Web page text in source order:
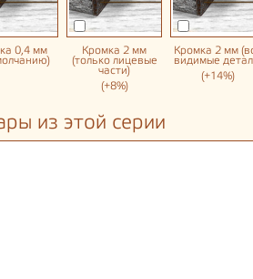
0,4 мм Кромка 2 мм
(только лицевые
части)
(+8%)
Кромка 2 мм
видимые
(+14%)
из этой серии